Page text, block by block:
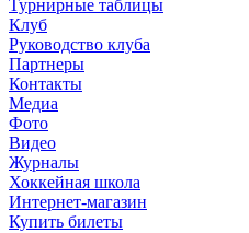
Турнирные таблицы
Клуб
Руководство клуба
Партнеры
Контакты
Медиа
Фото
Видео
Журналы
Хоккейная школа
Интернет-магазин
Купить билеты